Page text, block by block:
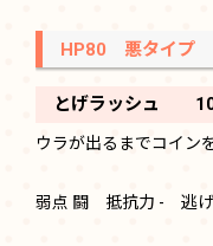
HP80 悪タイプ
とげラッシュ
ウラが出るまでコイン
弱点 闘 抵抗力 - 逃げ